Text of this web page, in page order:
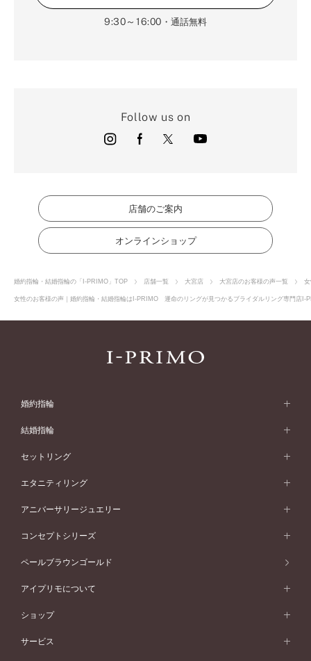
9:30～16:00 ・通話無料
Follow us on
店舗のご案内
オンラインショップ
婚約指輪・結婚指輪の「I-PRIMO」TOP 店舗一覧 大宮店 大宮店のお客様の声一覧
女性のお客様の声｜婚約指輪・結婚指輪はI-PRIMO 運命のリングが見つかるブライダルリング専門店I-
婚約指輪
婚約指輪 (エンゲージリング)
婚約指輪一覧
ピンクゴールド
ペールブラウンゴールド
ウェーブライン
V字ライン
ワンサイドメレ
ダブルサイドメレ
シンプル
フェミニン
モード
50万円台～
40万円台～
30万円台～
婚約指輪 人気ランキング
婚約ネックレス
結婚指輪
結婚指輪 (マリッジリング)
結婚指輪一覧
ピンクゴールド
ペールブラウンゴールド
ウェーブライン
V字ライン
ワンメレ
セベラルメレ
シンプル
フェミニン
モード
50万円～
40万円～50万円
セットリング
セットリング
セットリング一覧
ピンクゴールド
ペールブラウンゴールド
エタニティリング
エタニティリング
エタニティリング一覧
ピンクゴールド
ペールブラウンゴールド
アニバーサリージュエリー
アニバーサリージュエリー
アニバーサリージュエリー一覧
ファッションリング
ブレスレット
コンセプトシリーズ
コンセプトシリーズ
オリジンビリーフ
エトワル
ペールブラウンゴールド
アイプリモについて
アイプリモについて
パーソナルハンド診断
ショップ
店舗一覧
サービス